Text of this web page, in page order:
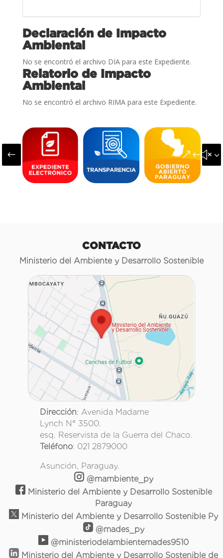
Declaración de Impacto
Ambiental
No se encontró el archivo DIA para este Expediente.
Relatorio de Impacto
Ambiental
No se encontró el archivo RIMA para este Expediente.
#
CONTACTO
Ministerio del Ambiente y Desarrollo Sostenible
Dirección: Avenida Madame
Lynch N° 3500.
esq. Reservista de la Guerra del Chaco.
Teléfono: 021 2879000
Asunción, Paraguay.
@mambiente_py
Ministerio del Ambiente y Desarrollo Sostenible
Paraguay
Ministerio del Ambiente y Desarrollo Sostenible Py
@mades_py
@ministeriodelambientemades9510
Ministerio del Ambiente y Desarrollo Sostenible de